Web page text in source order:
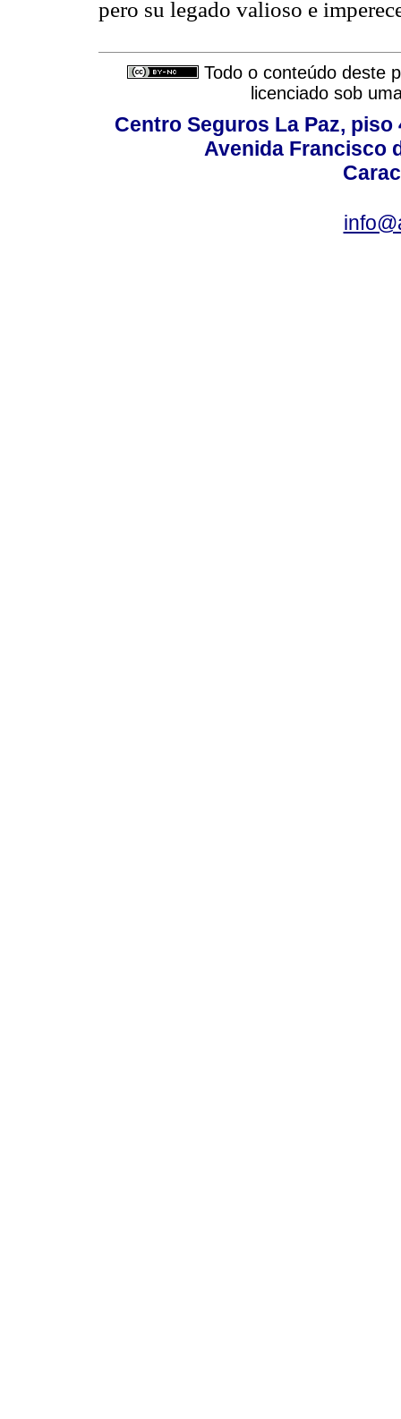
pero su legado valioso e
Todo o conteúdo deste
licenciado sob
Centro Seguros La Paz,
Avenida Francisco